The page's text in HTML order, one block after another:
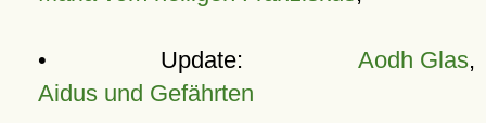
• Update: Aodh Glas,
Aidus und Gefährten